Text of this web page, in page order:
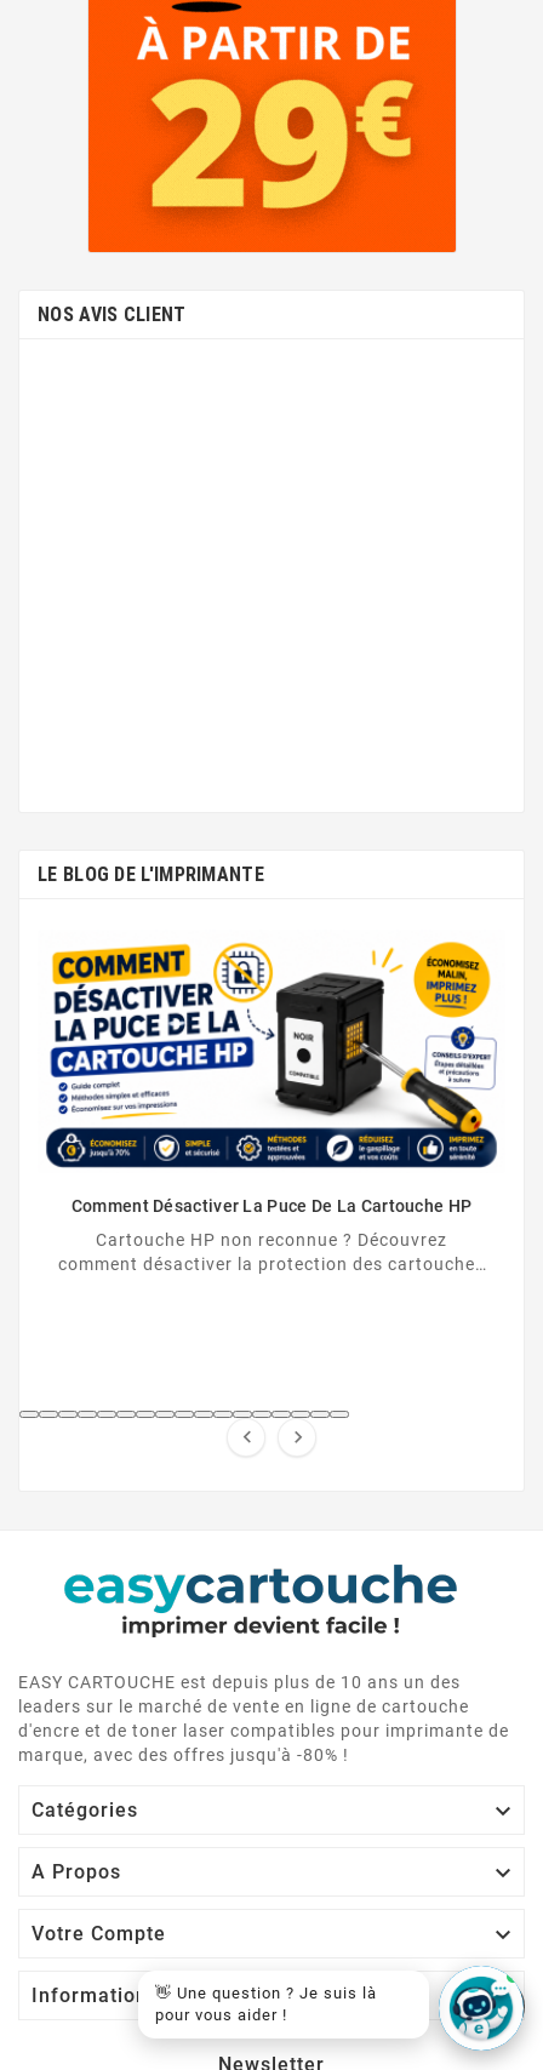
STYLUS SX435W
STYLUS PHOTO R200
NOS AVIS CLIENT
LE BLOG DE L'IMPRIMANTE
Comment Désactiver La Puce De La Cartouche HP
Cartouche HP non reconnue ? Découvrez
comment désactiver la protection des cartouches
 
EASY CARTOUCHE est depuis plus de 10 ans un des
leaders sur le marché de vente en ligne de cartouche
d'encre et de toner laser compatibles pour imprimante de
marque, avec des offres jusqu'à -80% !
Catégories 
A Propos 
Votre Compte 
Informations 
Newsletter
👋 Une question ? Je suis là
pour vous aider !